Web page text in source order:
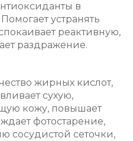
в
устранять
реактивную,
раздражение.
жирных кислот,
сухую,
кожу, повышает
фотостарение,
сосудистой сеточки,